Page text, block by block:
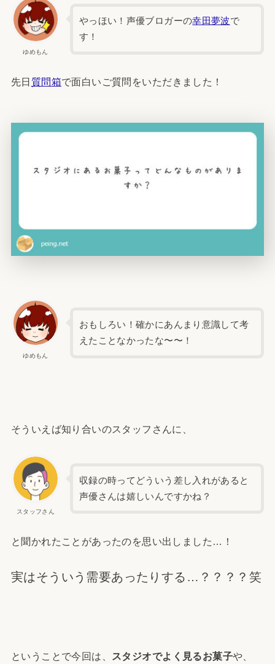
ゆめもん
やっほい！声優ブロガーの幸田夢波で
す！
先日 質問箱で面白いご質問をいただきました！
ゆめもん
おもしろい！確かにあんまり意識して考
えたことなかったな〜〜！
そういえば知り合いのスタッフさんに、
スタッフさん
収録の時ってどういう差し入れがあると
声優さんは嬉しいんですかね？
と聞かれたことがあったのを思い出しました…！
実はそういう需要あったりする…？？？？笑
ということで今回は、 スタジオでよく見るお菓子や、